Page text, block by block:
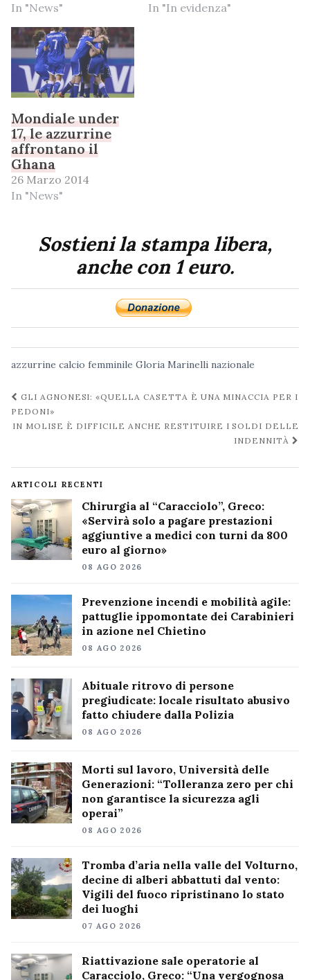
In "News"
In "In evidenza"
Mondiale under
17, le azzurrine
affrontano il
Ghana
26 Marzo 2014
In "News"
Sostieni la stampa libera,
anche con 1 euro.
azzurrine calcio femminile Gloria Marinelli nazionale
Navigazione
post
GLI AGNONESI: «QUELLA CASETTA È UNA MINACCIA PER I
PEDONI»
IN MOLISE È DIFFICILE ANCHE RESTITUIRE I SOLDI DELLE
INDENNITÀ
ARTICOLI RECENTI
Chirurgia al “Caracciolo”, Greco:
«Servirà solo a pagare prestazioni
aggiuntive a medici con turni da 800
euro al giorno»
08 AGO 2026
Prevenzione incendi e mobilità agile:
pattuglie ippomontate dei Carabinieri
in azione nel Chietino
08 AGO 2026
Abituale ritrovo di persone
pregiudicate: locale risultato abusivo
fatto chiudere dalla Polizia
08 AGO 2026
Morti sul lavoro, Università delle
Generazioni: “Tolleranza zero per chi
non garantisce la sicurezza agli
operai”
08 AGO 2026
Tromba d’aria nella valle del Volturno,
decine di alberi abbattuti dal vento:
Vigili del fuoco ripristinano lo stato
dei luoghi
07 AGO 2026
Riattivazione sale operatorie al
Caracciolo, Greco: “Una vergognosa